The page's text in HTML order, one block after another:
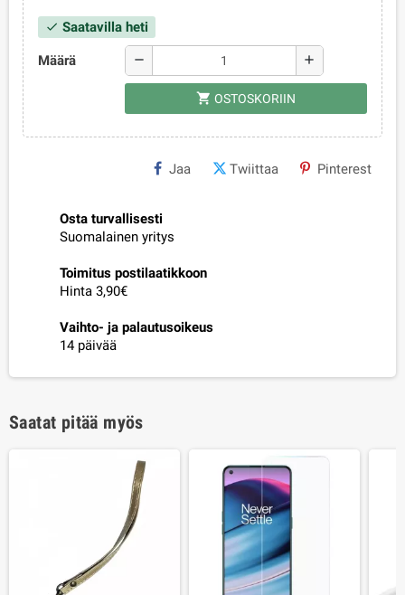
check Saatavilla heti
Määrä remove add
shopping_cart OSTOSKORIIN
Jaa Twiittaa Pinterest
Osta turvallisesti
Suomalainen yritys
Toimitus postilaatikkoon
Hinta 3,90€
Vaihto- ja palautusoikeus
14 päivää
Saatat pitää myös